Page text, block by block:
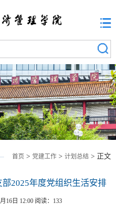
首页 > 党建工作 > 计划总结 > 正文
2025年度党组织生活安排
16日 12:00 阅读： 133